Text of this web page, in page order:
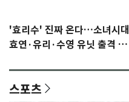
'효리수' 진짜 온다…소녀시대
효연·유리·수영 유닛 출격 [N
스포츠